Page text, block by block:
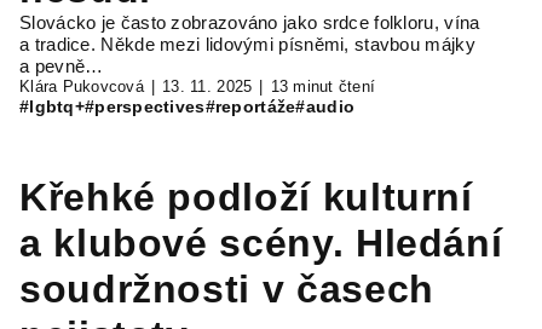
Slovácko je často zobrazováno jako srdce folkloru, vína
a tradice. Někde mezi lidovými písněmi, stavbou májky
a pevně…
Klára Pukovcová 13. 11. 2025 13 minut čtení
#lgbtq+#perspectives#reportáže#audio
Křehké podloží kulturní
a klubové scény. Hledání
soudržnosti v časech